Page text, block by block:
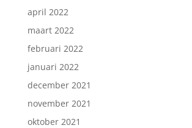
april 2022
maart 2022
februari 2022
januari 2022
december 2021
november 2021
oktober 2021